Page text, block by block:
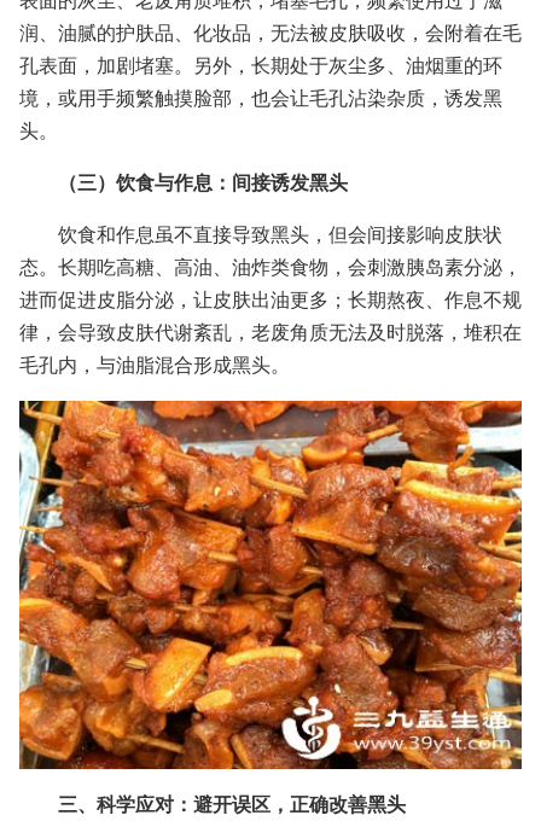
润、油腻的护肤品、化妆品，无法被皮肤吸收，会附着在毛
孔表面，加剧堵塞。另外，长期处于灰尘多、油烟重的环
境，或用手频繁触摸脸部，也会让毛孔沾染杂质，诱发黑
头。
（三）饮食与作息：间接诱发黑头
饮食和作息虽不直接导致黑头，但会间接影响皮肤状
态。长期吃高糖、高油、油炸类食物，会刺激胰岛素分泌，
进而促进皮脂分泌，让皮肤出油更多；长期熬夜、作息不规
律，会导致皮肤代谢紊乱，老废角质无法及时脱落，堆积在
毛孔内，与油脂混合形成黑头。
三、科学应对：避开误区，正确改善黑头